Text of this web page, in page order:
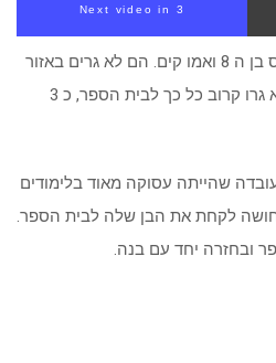
Next video in 2
זה היה המקרה עבור גייב בלוס בן ה 8 ואמו קים. הם לא גרים באזור
בו עובר האוטובוס. אך עדיין לא גרו קרוב כל כך לבית הספר, כ 3
שהייתה עסוקה מאוד בלימודים
לקחת את הבן שלה לבית הספר.
ובחזרה יחד עם בנה.